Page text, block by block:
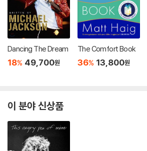
Dancing The Dream
18% 49,700원
The Comfort Book
36% 13,800원
이 분야 신상품